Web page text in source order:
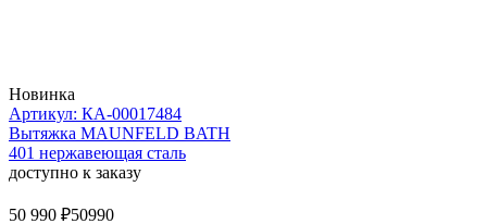
Новинка
Артикул: КА-00017484
Вытяжка MAUNFELD BATH
401 нержавеющая сталь
доступно к заказу
50 990 ₽50990